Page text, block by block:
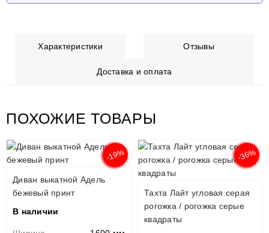
Характеристики Отзывы
Доставка и оплата
ПОХОЖИЕ ТОВАРЫ
-19%
Диван выкатной Адель
бежевый принт
В наличии
-36%
Тахта Лайт угловая серая
рогожка / рогожка серые
квадраты